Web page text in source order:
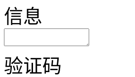
信息
验证码